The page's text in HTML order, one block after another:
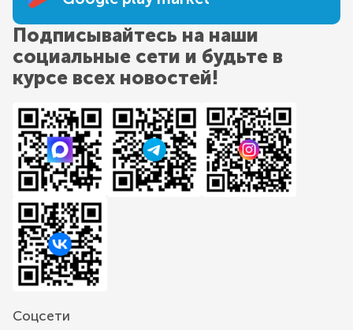
Подписывайтесь на наши
социальные сети и будьте в
курсе всех новостей!
Соцсети